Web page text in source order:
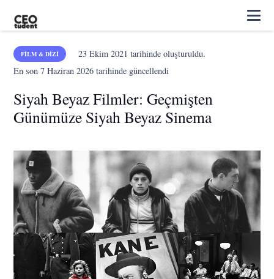
FILM & DIZI 23 Ekim 2021 tarihinde oluşturuldu.
En son7 Haziran 2026 tarihinde güncellendi
Siyah Beyaz Filmler: Geçmişten
Günümüze Siyah Beyaz Sinema